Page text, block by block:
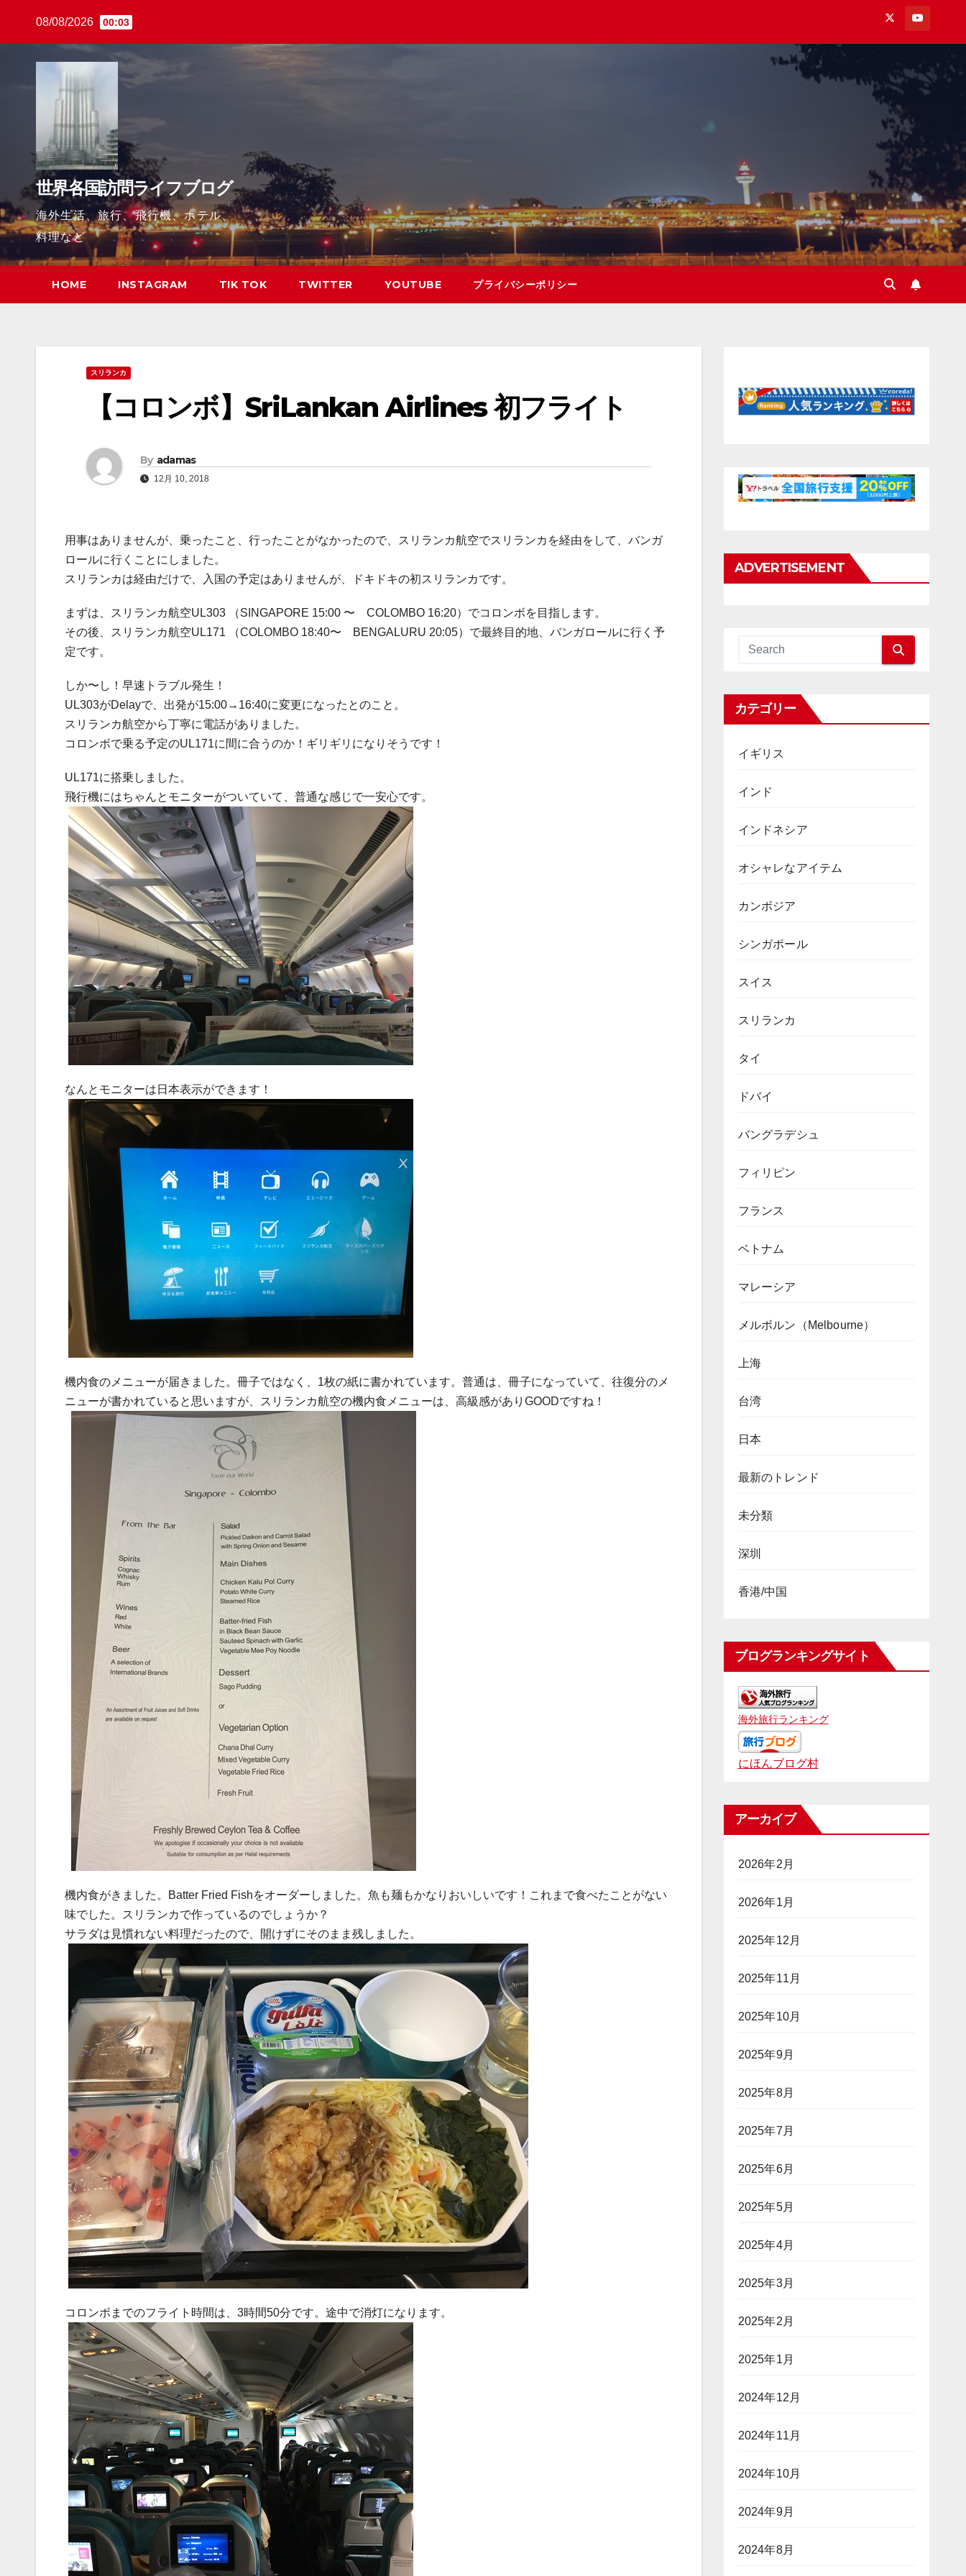
08/08/2026 00:03
世界各国訪問ライフブログ
海外生活、旅行、飛行機、ホテル、
料理など
HOME INSTAGRAM TIK TOK TWITTER YOUTUBE プライバシーポリシー
スリランカ
【コロンボ】SriLankan Airlines 初フライト
By adamas
12月 10, 2018
用事はありませんが、乗ったこと、行ったことがなかったので、スリランカ航空でスリランカを経由をして、バンガ
ロールに行くことにしました。
スリランカは経由だけで、入国の予定はありませんが、ドキドキの初スリランカです。
まずは、スリランカ航空UL303 （SINGAPORE 15:00 〜 COLOMBO 16:20）でコロンボを目指します。
その後、スリランカ航空UL171 （COLOMBO 18:40〜 BENGALURU 20:05）で最終目的地、バンガロールに行く予
定です。
しか〜し！早速トラブル発生！
UL303がDelayで、出発が15:00→16:40に変更になったとのこと。
スリランカ航空から丁寧に電話がありました。
コロンボで乗る予定のUL171に間に合うのか！ギリギリになりそうです！
UL171に搭乗しました。
飛行機にはちゃんとモニターがついていて、普通な感じで一安心です。
なんとモニターは日本表示ができます！
機内食のメニューが届きました。冊子ではなく、1枚の紙に書かれています。普通は、冊子になっていて、往復分のメ
ニューが書かれていると思いますが、スリランカ航空の機内食メニューは、高級感がありGOODですね！
機内食がきました。Batter Fried Fishをオーダーしました。魚も麺もかなりおいしいです！これまで食べたことがない
味でした。スリランカで作っているのでしょうか？
サラダは見慣れない料理だったので、開けずにそのまま残しました。
コロンボまでのフライト時間は、3時間50分です。途中で消灯になります。
ADVERTISEMENT
カテゴリー
イギリス
インド
インドネシア
オシャレなアイテム
カンボジア
シンガポール
スイス
スリランカ
タイ
ドバイ
バングラデシュ
フィリピン
フランス
ベトナム
マレーシア
メルボルン（Melbourne）
上海
台湾
日本
最新のトレンド
未分類
深圳
香港/中国
ブログランキングサイト
海外旅行ランキング
にほんブログ村
アーカイブ
2026年2月
2026年1月
2025年12月
2025年11月
2025年10月
2025年9月
2025年8月
2025年7月
2025年6月
2025年5月
2025年4月
2025年3月
2025年2月
2025年1月
2024年12月
2024年11月
2024年10月
2024年9月
2024年8月